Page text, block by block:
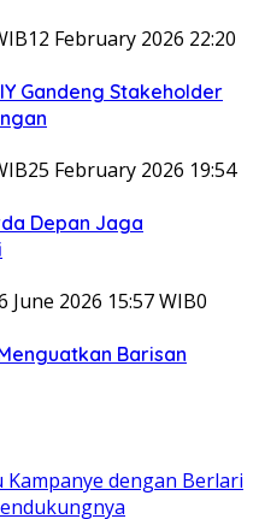
12 February 2026 22:20
Gandeng Stakeholder
25 February 2026 19:54
Depan Jaga
June 2026 15:57 WIB0
Barisan